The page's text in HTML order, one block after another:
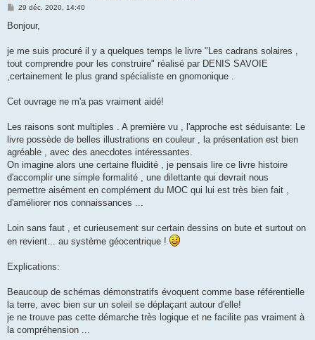
M
s
g
29 déc. 2020, 14:40
Bonjour,
je me suis procuré il y a quelques temps le livre "Les cadrans solaires ,
tout comprendre pour les construire" réalisé par DENIS SAVOIE
,certainement le plus grand spécialiste en gnomonique .
Cet ouvrage ne m'a pas vraiment aidé!
Les raisons sont multiples . A première vu , l'approche est séduisante: Le
livre possède de belles illustrations en couleur , la présentation est bien
agréable , avec des anecdotes intéressantes.
On imagine alors une certaine fluidité , je pensais lire ce livre histoire
d'accomplir une simple formalité , une dilettante qui devrait nous
permettre aisément en complément du MOC qui lui est très bien fait ,
d'améliorer nos connaissances ...
Loin sans faut , et curieusement sur certain dessins on bute et surtout on
en revient... au système géocentrique !
Explications:
Beaucoup de schémas démonstratifs évoquent comme base référentielle
la terre, avec bien sur un soleil se déplaçant autour d'elle!
je ne trouve pas cette démarche très logique et ne facilite pas vraiment à
la compréhension ...